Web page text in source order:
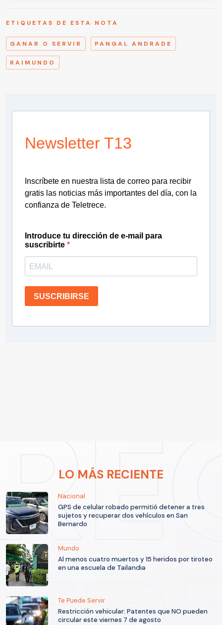
ETIQUETAS DE ESTA NOTA
GANAR O SERVIR PANGAL ANDRADE
RAIMUNDO
Newsletter T13
Inscríbete en nuestra lista de correo para recibir
gratis las noticias más importantes del día, con la
confianza de Teletrece.
Introduce tu dirección de e-mail para
suscribirte
SUSCRIBIRSE
LO MÁS RECIENTE
Nacional
GPS de celular robado permitió detener a tres
sujetos y recuperar dos vehículos en San
Bernardo
Mundo
Al menos cuatro muertos y 15 heridos por tiroteo
en una escuela de Tailandia
Te Puede Servir
Restricción vehicular: Patentes que NO pueden
circular este viernes 7 de agosto